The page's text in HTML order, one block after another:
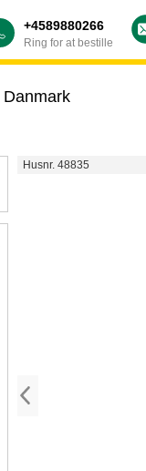
+4589880266
Ring for at bestille
Danmark
Husnr. 48835